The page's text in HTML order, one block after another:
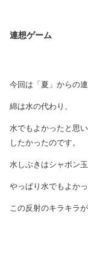
連想ゲーム
今回は「夏」からの
綿は水の代わり、
水でもよかったと思
したかったのです。
水しぶきはシャボン玉
やっぱり水でもよかっ
この反射のキラキラ